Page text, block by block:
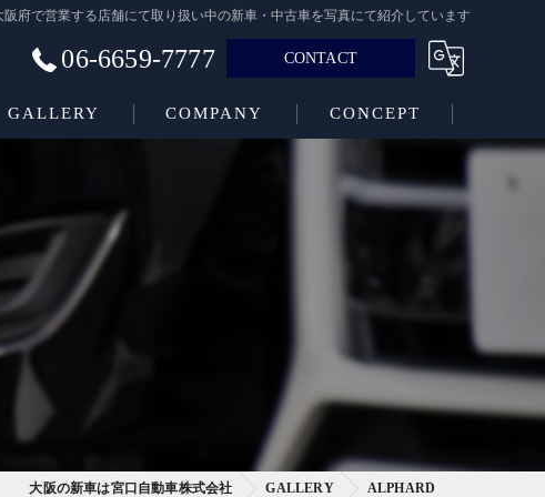
府で営業する店舗にて取り扱い中の新車・中古車を写真にて紹介しています
06-6659-7777 CONTACT
GALLERY COMPANY CONCEPT
大阪の新車は宮口自動車株式会社 GALLERY ALPHARD